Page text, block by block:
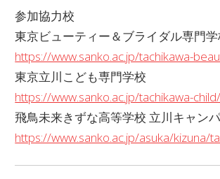
参加協力校
東京ビューティー＆ブライダル専門
https://www.sanko.ac.jp/tachikawa-
東京立川こども専門学校
https://www.sanko.ac.jp/tachikawa-child/
飛鳥未来きずな高等学校 立川キャン
https://www.sanko.ac.jp/asuka/kizuna/